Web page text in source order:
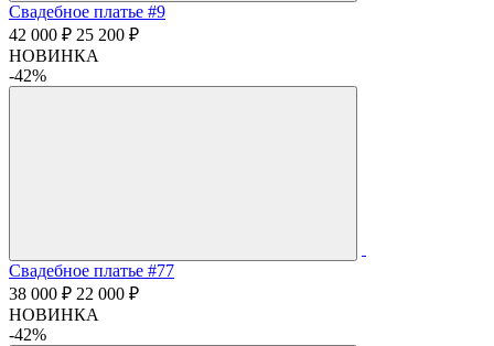
Свадебное платье #9
42 000 ₽ 25 200 ₽
НОВИНКА
-42%
Свадебное платье #77
38 000 ₽ 22 000 ₽
НОВИНКА
-42%